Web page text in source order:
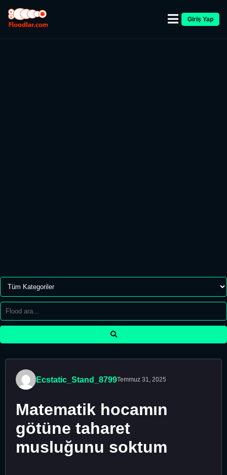
Giriş Yap
Ecstatic_Stand_8799Temmuz 31, 2025
Matematik hocamın
götüne taharet
musluğunu soktum